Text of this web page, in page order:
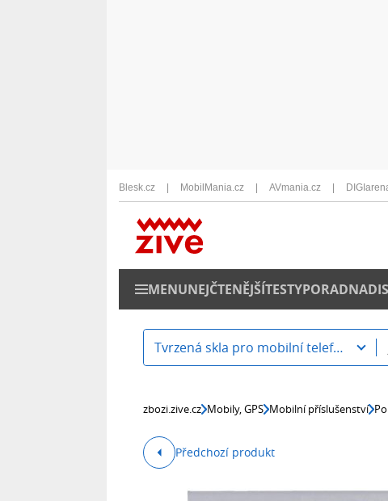
Blesk.cz MobilMania.cz AVmania.cz
MENUNEJČTENĚJŠÍTESTYPORADNA
Tvrzená skla pro mobilní telefony
zbozi.zive.cz Mobily, GPS Mobilní příslušenství
Předchozí produkt